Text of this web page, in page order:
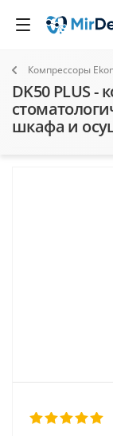
Компрессоры
DK50 PLUS -
шкафа и